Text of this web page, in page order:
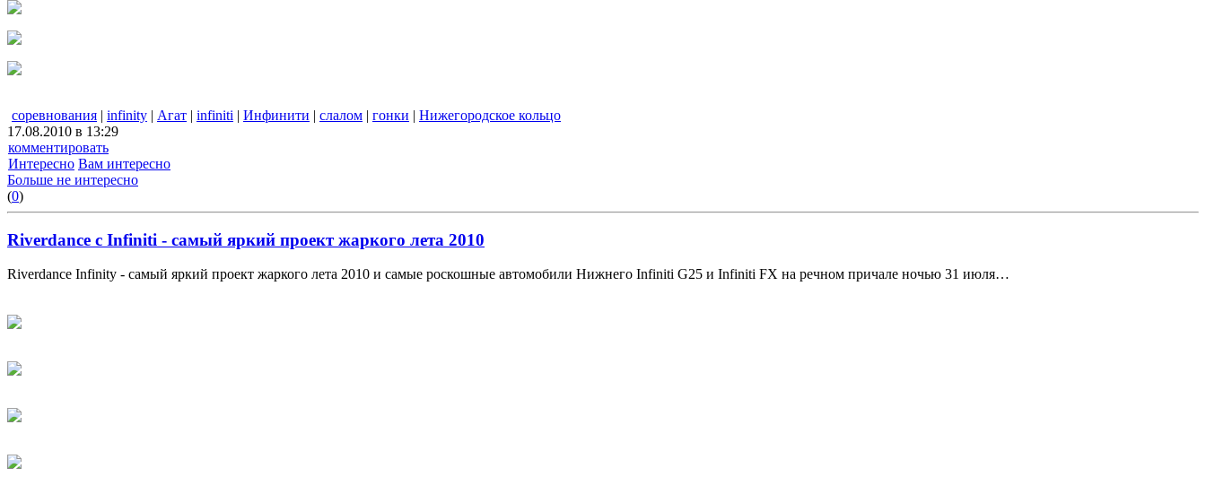
соревнования | infinity | Агат | infiniti | Инфинити | слалом | гонки | Нижегородское кольцо
17.08.2010 в 13:29
комментировать
Интересно Вам интересно
Больше не интересно
(0)
Riverdance с Infiniti - самый яркий проект жаркого лета 2010
Riverdance Infinity - самый яркий проект жаркого лета 2010 и самые роскошные автомобили Нижнего Infiniti G25 и Infiniti FX на речном причале ночью 31 июля…